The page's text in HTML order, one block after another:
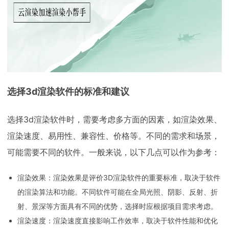
选择3d渲染软件的标准和建议
选择3d渲染软件时，需要考虑多方面的因素，如渲染效果、
渲染速度、易用性、兼容性、价格等。不同的需求和场景，
可能需要不同的软件。一般来说，以下几点可以作为参考：
渲染效果：渲染效果是评价3D渲染软件的重要标准，取决于软件
的渲染算法和功能。不同软件可能在全局光照、阴影、反射、折
射、景深等方面具有不同的优势，选择时应根据项目需求考虑。
渲染速度：渲染速度直接影响工作效率，取决于软件性能和优化